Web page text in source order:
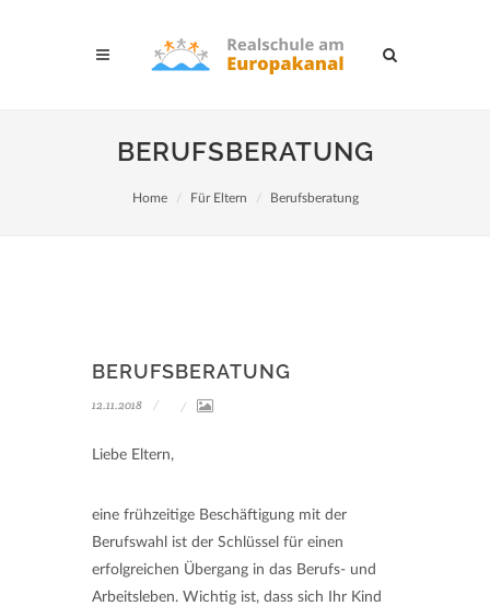
BERUFSBERATUNG
Home Für Eltern Berufsberatung
BERUFSBERATUNG
12.11.2018
Liebe Eltern,
eine frühzeitige Beschäftigung mit der
Berufswahl ist der Schlüssel für einen
erfolgreichen Übergang in das Berufs- und
Arbeitsleben. Wichtig ist, dass sich Ihr Kind